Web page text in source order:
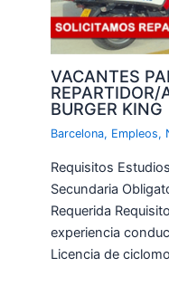
VACANTES
REPARTIDOR/
BURGER KING
Barcelona, Empleos,
Requisitos
Secundaria
Requerida
experiencia
Licencia de